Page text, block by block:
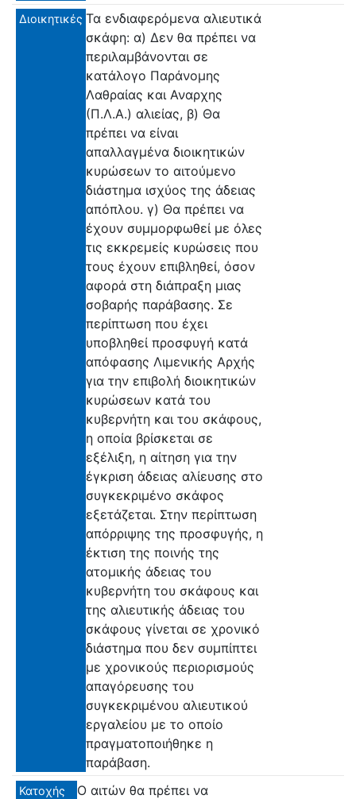
Διοικητικές Τα ενδιαφερόμενα αλιευτικά
σκάφη: α) Δεν θα πρέπει να
περιλαμβάνονται σε
κατάλογο Παράνομης
Λαθραίας και Αναρχης
(Π.Λ.Α.) αλιείας, β) Θα
πρέπει να είναι
απαλλαγμένα διοικητικών
κυρώσεων το αιτούμενο
διάστημα ισχύος της άδειας
απόπλου. γ) Θα πρέπει να
έχουν συμμορφωθεί με όλες
τις εκκρεμείς κυρώσεις που
τους έχουν επιβληθεί, όσον
αφορά στη διάπραξη μιας
σοβαρής παράβασης. Σε
περίπτωση που έχει
υποβληθεί προσφυγή κατά
απόφασης Λιμενικής Αρχής
για την επιβολή διοικητικών
κυρώσεων κατά του
κυβερνήτη και του σκάφους,
η οποία βρίσκεται σε
εξέλιξη, η αίτηση για την
έγκριση άδειας αλίευσης στο
συγκεκριμένο σκάφος
εξετάζεται. Στην περίπτωση
απόρριψης της προσφυγής, η
έκτιση της ποινής της
ατομικής άδειας του
κυβερνήτη του σκάφους και
της αλιευτικής άδειας του
σκάφους γίνεται σε χρονικό
διάστημα που δεν συμπίπτει
με χρονικούς περιορισμούς
απαγόρευσης του
συγκεκριμένου αλιευτικού
εργαλείου με το οποίο
πραγματοποιήθηκε η
παράβαση.
Κατοχής
Ο αιτών θα πρέπει να